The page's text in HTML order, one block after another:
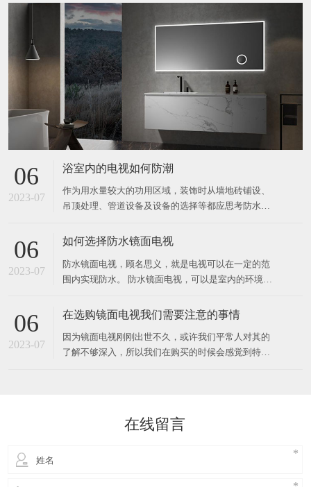
06
2023-07
浴室内的电视如何防潮
作为用水量较大的功用区域，装饰时从墙地砖铺设、
吊顶处理、管道设备及设备的选择等都应思考防水防
面层下做防水层，选用水泥沙浆将地上找平，涂防水
地砖等饰材铺贴上去，洒水后用木板拍实，抵达平坦
健壮、接缝紧密。石
06
2023-07
如何选择防水镜面电视
防水镜面电视，顾名思义，就是电视可以在一定的范
围内实现防水。 防水镜面电视，可以是室内的环境下
内使用的电视，可以选择防水镜面电视，对于室外使
视会防水呢？ 电视之所以可以防水，是因为电视的内
部构造和
06
2023-07
在选购镜面电视我们需要注意的事情
因为镜面电视刚刚出世不久，或许我们平常人对其的
了解不够深入，所以我们在购买的时候会感觉到特别
商他们的实力会更好，在线留言